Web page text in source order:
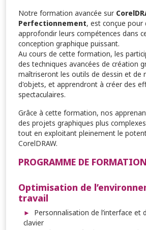
Notre formation avancée sur
Perfectionnement, est conçue
approfondir leurs compétences dans
conception graphique puissant.
Au cours de cette formation, les
des techniques avancées de création
maîtriseront les outils de dessin et de
d'objets, et apprendront à créer des
spectaculaires.
Grâce à cette formation, nos
des projets graphiques plus
tout en exploitant pleinement le
CorelDRAW.
PROGRAMME DE FORMATION
Optimisation de
travail
Personnalisation de l’interface et
clavier